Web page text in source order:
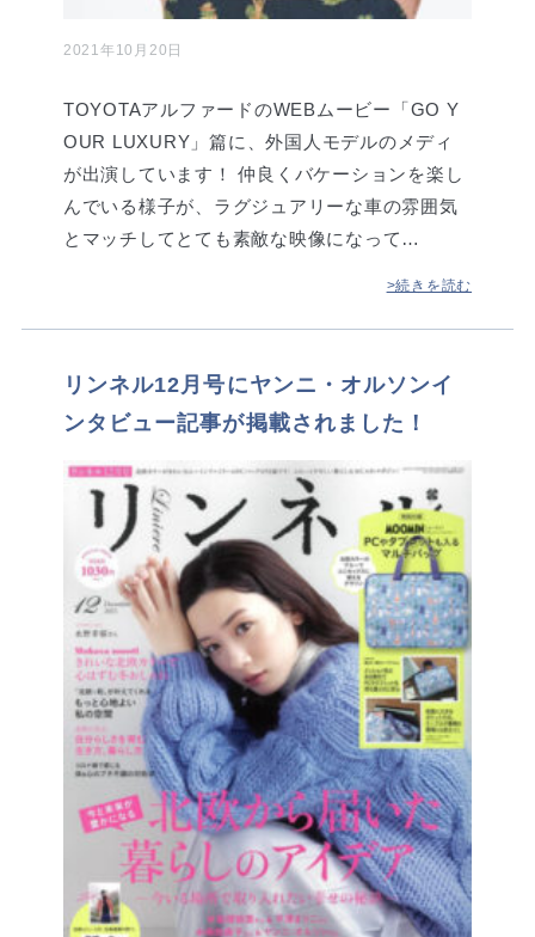
2021年10月20日
TOYOTAアルファードのWEBムービー「GO Y
OUR LUXURY」篇に、外国人モデルのメディ
が出演しています！ 仲良くバケーションを楽し
んでいる様子が、ラグジュアリーな車の雰囲気
とマッチしてとても素敵な映像になって…
>続きを読む
リンネル12月号にヤンニ・オルソンイ
ンタビュー記事が掲載されました！